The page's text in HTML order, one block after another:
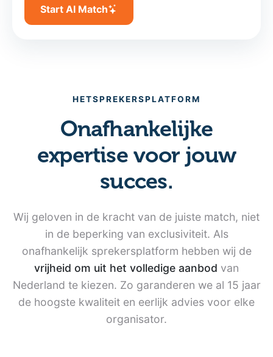
Start AI Match
HETSPREKERSPLATFORM
Onafhankelijke
expertisevoor jouw
succes.
Wij geloven in de kracht van de juiste match, niet
in de beperking van exclusiviteit. Als
onafhankelijk sprekersplatform hebben wij de
vrijheid om uit het volledige aanbod van
Nederland te kiezen. Zo garanderen we al 15 jaar
de hoogste kwaliteit en eerlijk advies voor elke
organisator.